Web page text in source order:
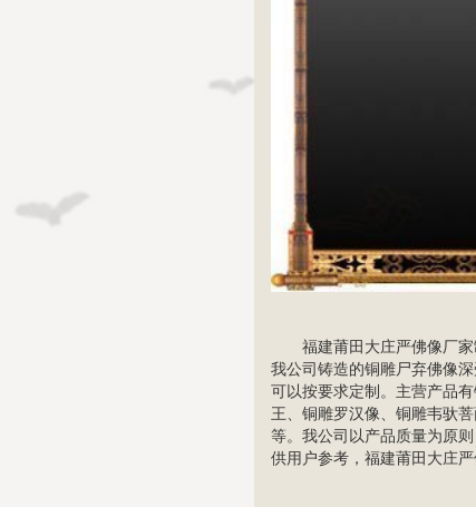
福建莆田大庄严佛像厂
我公司铸造的铜雕尸弃佛像
可以按要求定制。主营产品有
王、铜雕罗汉像、铜雕韦驮
等。我公司以产品质量为原
供用户参考，福建莆田大庄